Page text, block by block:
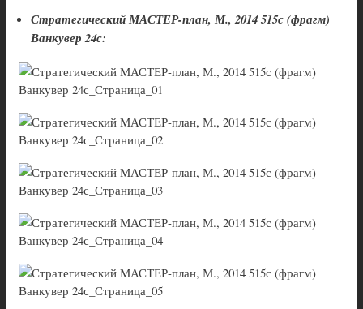
Стратегический МАСТЕР-план, М., 2014 515с (фрагм)
Ванкувер 24с: